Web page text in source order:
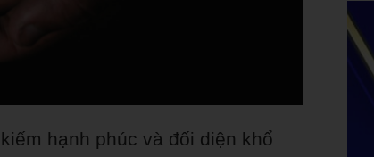
hạnh phúc và đối diện khổ